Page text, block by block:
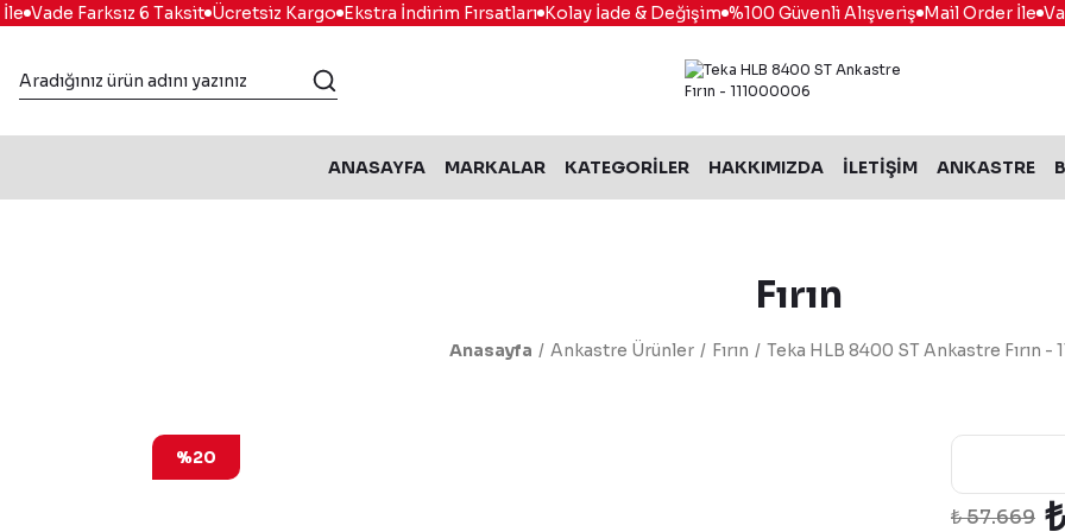
Farksız 6 Taksit Ücretsiz Kargo Ekstra İndirim Fırsatları Kolay İade & Değişim %100 Güvenli Alışveriş Mail Order İle Vade
ANASAYFA MARKALAR KATEGORİLER HAKKIMIZDA İLETİŞİM ANKASTRE
Fırın
Anasayfa Ankastre Ürünler Fırın Teka HLB 8400 ST Ankastre Fırın -
%20
₺ 57.669